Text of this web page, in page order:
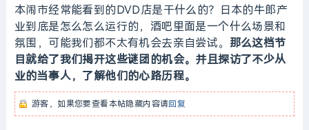
本闹市经常能看到的DVD店是干什么的？日本的牛郎产
业到底是怎么怎么运行的，酒吧里面是一个什么场景和
氛围，可能我们都不太有机会去亲自尝试。 那么这档节
目就给了我们揭开这些谜团的机会。并且探访了不少从
业的当事人，了解他们的心路历程。
游客，如果您要查看本帖隐藏内容请回复